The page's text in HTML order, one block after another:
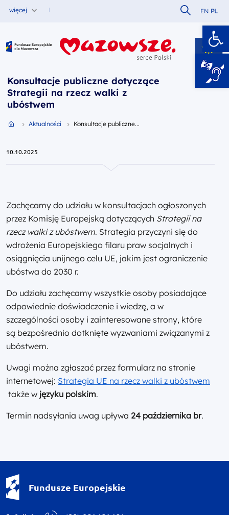
więcej Szukaj w
EN PL
Fundusze Europejskie dla Mazowsza
Konsultacje publiczne dotyczące
Strategii na rzecz walki z
ubóstwem
Przejdź do strony głównej portalu
Aktualności Konsultacje publiczne...
10.10.2025
Zachęcamy do udziału w konsultacjach ogłoszonych
przez Komisję Europejską dotyczących Strategii na
rzecz walki z ubóstwem. Strategia przyczyni się do
wdrożenia Europejskiego filaru praw socjalnych i
osiągnięcia unijnego celu UE, jakim jest ograniczenie
ubóstwa do 2030 r.
Do udziału zachęcamy wszystkie osoby posiadające
odpowiednie doświadczenie i wiedzę, a w
szczególności osoby i zainteresowane strony, które
są bezpośrednio dotknięte wyzwaniami związanymi z
ubóstwem.
Uwagi można zgłaszać przez formularz na stronie
internetowej: Strategia UE na rzecz walki z ubóstwem
także w języku polskim.
Termin nadsyłania uwag upływa 24 października br.
Fundusze Europejskie